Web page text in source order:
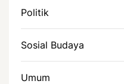
Politik
Sosial Budaya
Umum